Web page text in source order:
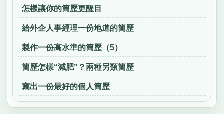
怎樣讓你的簡歷更醒目
給外企人事經理一份地道的簡歷
製作一份高水準的簡歷（5）
簡歷怎樣“減肥”？兩種另類簡歷
寫出一份最好的個人簡歷